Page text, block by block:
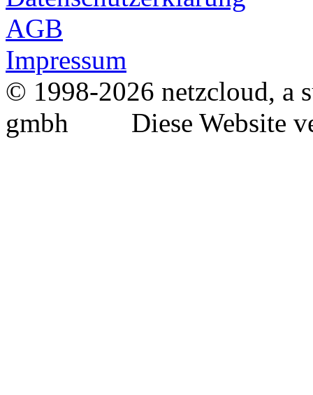
AGB
Impressum
© 1998-2026 netzcloud, a
gmbh Diese Website